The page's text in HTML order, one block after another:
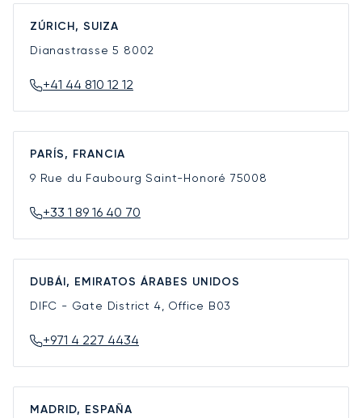
ZÚRICH, SUIZA
Dianastrasse 5 8002
+41 44 810 12 12
PARÍS, FRANCIA
9 Rue du Faubourg Saint-Honoré 75008
+33 1 89 16 40 70
DUBÁI, EMIRATOS ÁRABES UNIDOS
DIFC - Gate District 4, Office B03
+971 4 227 4434
MADRID, ESPAÑA